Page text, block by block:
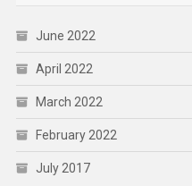
June 2022
April 2022
March 2022
February 2022
July 2017